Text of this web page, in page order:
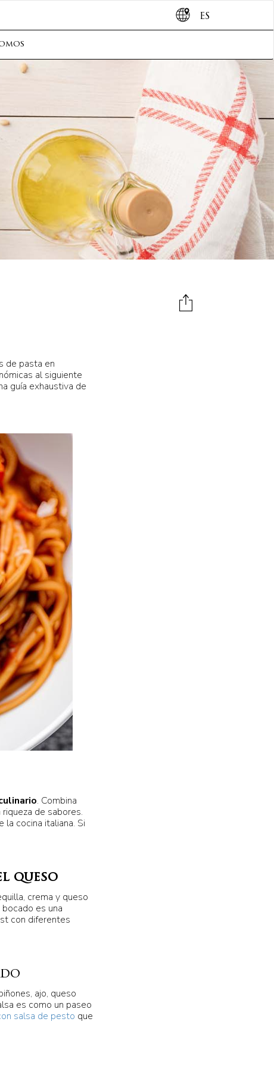
ES
de pasta en
al siguiente
guía exhaustiva de
. Combina
de sabores.
cocina italiana. Si
queso
crema y queso
es una
con diferentes
ajo, queso
es como un paseo
salsa de pesto que